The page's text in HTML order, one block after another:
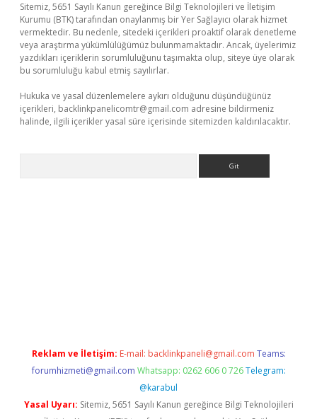
Sitemiz, 5651 Sayılı Kanun gereğince Bilgi Teknolojileri ve İletişim
Kurumu (BTK) tarafından onaylanmış bir Yer Sağlayıcı olarak hizmet
vermektedir. Bu nedenle, sitedeki içerikleri proaktif olarak denetleme
veya araştırma yükümlülüğümüz bulunmamaktadır. Ancak, üyelerimiz
yazdıkları içeriklerin sorumluluğunu taşımakta olup, siteye üye olarak
bu sorumluluğu kabul etmiş sayılırlar.
Hukuka ve yasal düzenlemelere aykırı olduğunu düşündüğünüz
içerikleri, backlinkpanelicomtr@gmail.com adresine bildirmeniz
halinde, ilgili içerikler yasal süre içerisinde sitemizden kaldırılacaktır.
Reklam ve İletişim: E-mail: backlinkpaneli@gmail.com Teams:
forumhizmeti@gmail.com Whatsapp: 0262 606 0 726 Telegram:
@karabul
Yasal Uyarı: Sitemiz, 5651 Sayılı Kanun gereğince Bilgi Teknolojileri